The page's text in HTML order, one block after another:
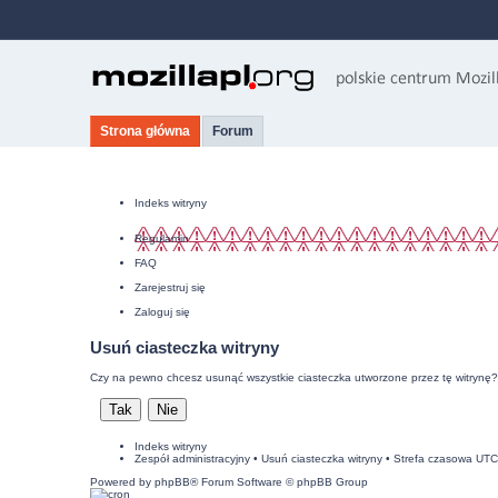
Strona główna Forum
Indeks witryny
Regulamin
FAQ
Zarejestruj się
Zaloguj się
Usuń ciasteczka witryny
Czy na pewno chcesz usunąć wszystkie ciasteczka utworzone przez tę witrynę?
Indeks witryny
Zespół administracyjny• Usuń ciasteczka witryny• Strefa czasowa
Powered by phpBB® Forum Software © phpBB Group